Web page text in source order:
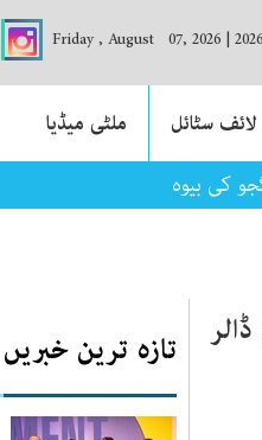
|
Friday , August 07, 2026
لائف سٹائل
ملٹی میڈیا
کی بیوہ
تازہ ترین خبریں